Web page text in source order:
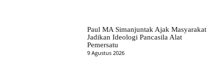
Paul MA Simanjuntak Ajak Masyarakat
Jadikan Ideologi Pancasila Alat
Pemersatu
9 Agustus 2026